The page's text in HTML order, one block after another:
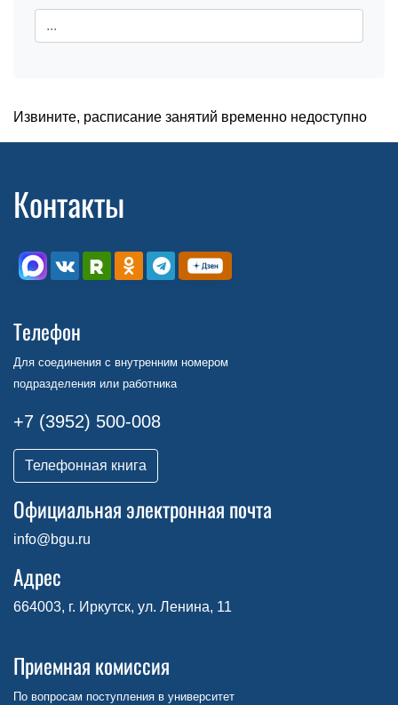
Извините, расписание занятий временно недоступно
Контакты
Телефон
Для соединения с внутренним номером
подразделения или работника
+7 (3952) 500-008
Телефонная книга
Официальная электронная почта
info@bgu.ru
Адрес
664003, г. Иркутск, ул. Ленина, 11
Приемная комиссия
По вопросам поступления в университет